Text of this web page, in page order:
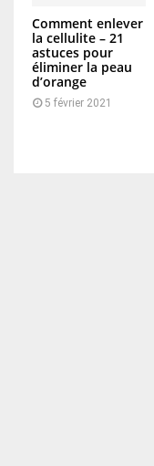
Comment enlever
la cellulite – 21
astuces pour
éliminer la peau
d’orange
5 février 2021